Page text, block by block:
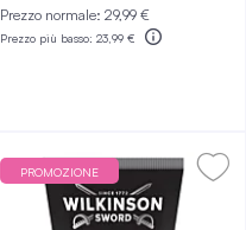
Prezzo normale: 29,99 €
Prezzo più basso: 23,99 €
PROMOZIONE